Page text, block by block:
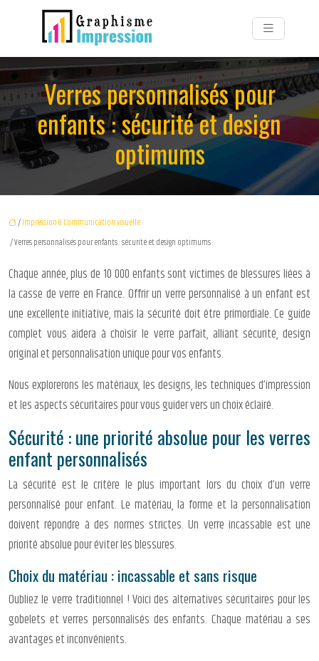
Verres personnalisés pour
enfants : sécurité et design
optimums
/Impression & Communication visuelle
/ Verres personnalisés pour enfants : sécurité et design optimums
Chaque année, plus de 10 000 enfants sont victimes de blessures liées à
la casse de verre en France. Offrir un verre personnalisé à un enfant est
une excellente initiative, mais la sécurité doit être primordiale. Ce guide
complet vous aidera à choisir le verre parfait, alliant sécurité, design
original et personnalisation unique pour vos enfants.
Nous explorerons les matériaux, les designs, les techniques d’impression
et les aspects sécuritaires pour vous guider vers un choix éclairé.
Sécurité : une priorité absolue pour les verres
enfant personnalisés
La sécurité est le critère le plus important lors du choix d’un verre
personnalisé pour enfant. Le matériau, la forme et la personnalisation
doivent répondre à des normes strictes. Un verre incassable est une
priorité absolue pour éviter les blessures.
Choix du matériau : incassable et sans risque
Oubliez le verre traditionnel ! Voici des alternatives sécuritaires pour les
gobelets et verres personnalisés des enfants. Chaque matériau a ses
avantages et inconvénients.